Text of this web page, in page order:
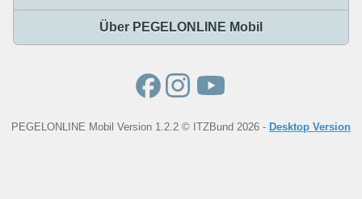
Über PEGELONLINE Mobil
PEGELONLINE Mobil Version 1.2.2 © ITZBund 2026 - Desktop Version